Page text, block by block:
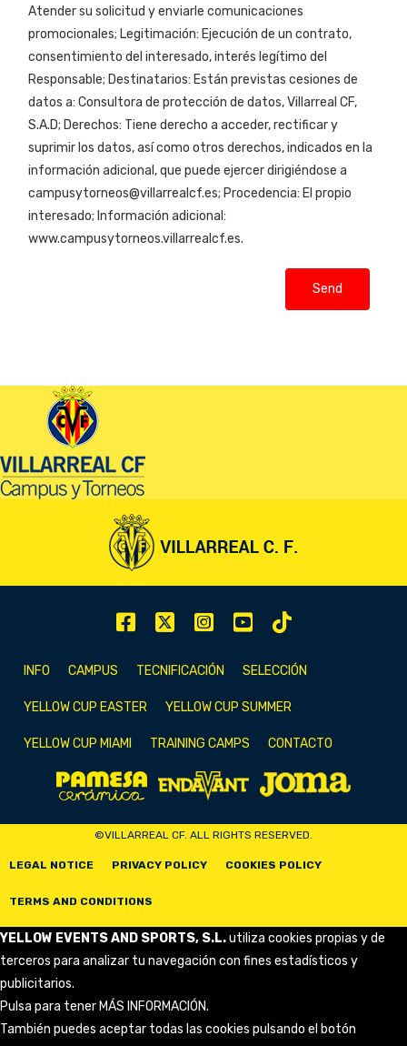
Atender su solicitud y enviarle comunicaciones
promocionales; Legitimación: Ejecución de un contrato,
consentimiento del interesado, interés legítimo del
Responsable; Destinatarios: Están previstas cesiones de
datos a: Consultora de protección de datos, Villarreal CF,
S.A.D; Derechos: Tiene derecho a acceder, rectificar y
suprimir los datos, así como otros derechos, indicados en la
información adicional, que puede ejercer dirigiéndose a
campusytorneos@villarrealcf.es; Procedencia: El propio
interesado; Información adicional:
www.campusytorneos.villarrealcf.es.
Send
INFO CAMPUS TECNIFICACIÓN SELECCIÓN
YELLOW CUP EASTER YELLOW CUP SUMMER
YELLOW CUP MIAMI TRAINING CAMPS CONTACTO
©VILLARREAL CF. ALL RIGHTS RESERVED.
LEGAL NOTICE PRIVACY POLICY COOKIES POLICY
TERMS AND CONDITIONS
YELLOW EVENTS AND SPORTS, S.L.utiliza cookies propias y de
terceros para analizar tu navegación con fines estadísticos y
publicitarios.
Pulsa para tener MÁS INFORMACIÓN.
También puedes aceptar todas las cookies pulsando el botón